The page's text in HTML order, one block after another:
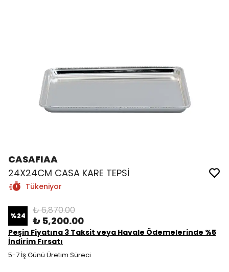
CASAFIAA
24X24CM CASA KARE TEPSİ
Tükeniyor
%24 ₺ 6,870.00
₺ 5,200.00
Peşin Fiyatına 3 Taksit veya Havale Ödemelerinde %5
İndirim Fırsatı
5-7 İş Günü Üretim Süreci